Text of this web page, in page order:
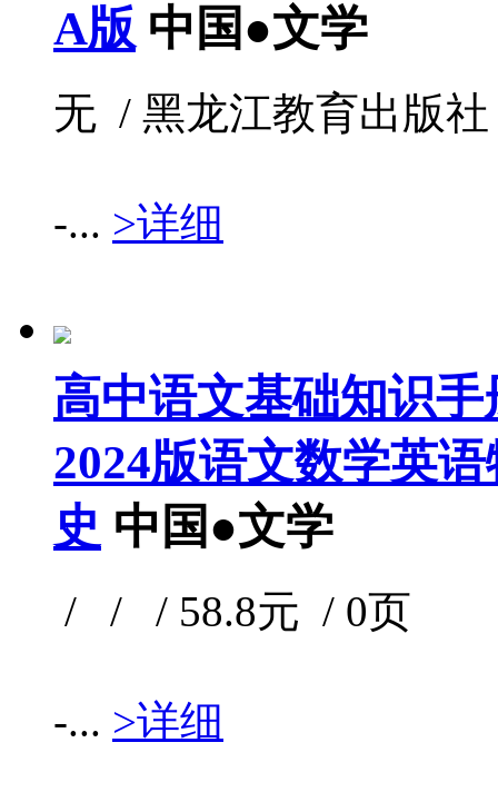
A版 中国●文学
无 / 黑龙江教育出版
-... >详细
高中语文基础知识
2024版语文数学英
史 中国●文学
/ / / 58.8元 / 0页
-... >详细